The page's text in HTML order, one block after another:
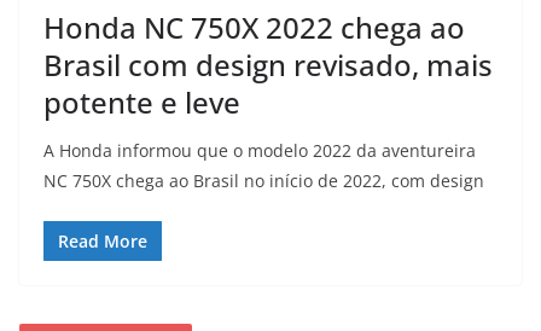
Honda NC 750X 2022 chega ao
Brasil com design revisado, mais
potente e leve
A Honda informou que o modelo 2022 da aventureira
NC 750X chega ao Brasil no início de 2022, com design
Read More